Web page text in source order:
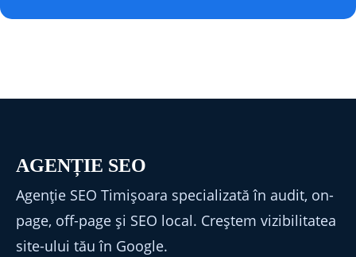
AGENȚIE SEO
Agenție SEO Timișoara specializată în audit, on-
page, off-page și SEO local. Creștem vizibilitatea
site-ului tău în Google.